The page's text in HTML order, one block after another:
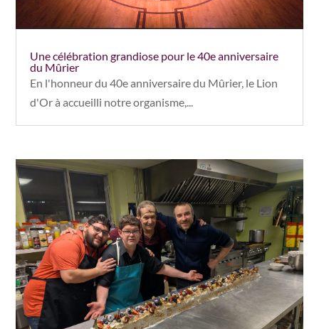
Une célébration grandiose pour le 40e anniversaire
du Mûrier
En l'honneur du 40e anniversaire du Mûrier, le Lion
d'Or à accueilli notre organisme,...